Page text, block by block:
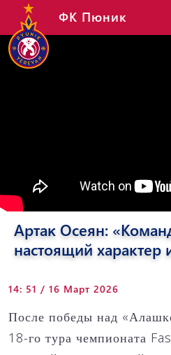
ФК Пюник
Артаκ Осеян:
настоящий характер
14: 51 / 16 Март 2026
После победы над
18-го тура чемпионата